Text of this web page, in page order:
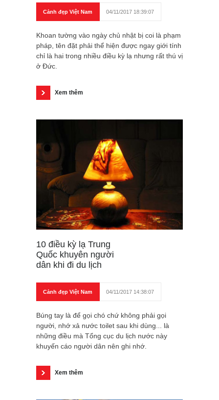
Cảnh đẹp Việt Nam 04/11/2017 18:39:07
Khoan tường vào ngày chủ nhật bị coi là phạm
pháp, tên đặt phải thể hiện được ngay giới tính
chỉ là hai trong nhiều điều kỳ lạ nhưng rất thú vị
ở Đức.
Xem thêm
10 điều kỳ lạ Trung
Quốc khuyên người
dân khi đi du lịch
Cảnh đẹp Việt Nam 04/11/2017 14:38:07
Búng tay là để gọi chó chứ không phải gọi
người, nhớ xả nước toilet sau khi dùng... là
những điều mà Tổng cục du lịch nước này
khuyến cáo người dân nên ghi nhớ.
Xem thêm